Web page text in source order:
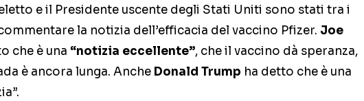
e il Presidente uscente degli Stati Uniti sono stati tra i
la notizia dell’efficacia del vaccino Pfizer. Joe
che è una “notizia eccellente”, che il vaccino dà speranza,
è ancora lunga. Anche Donald Trump ha detto che è una